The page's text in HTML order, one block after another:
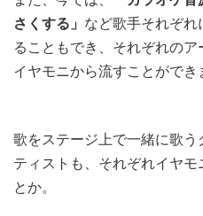
さくする」 など歌手それぞれ
ることもでき、それぞれの
イヤモニから流すことができ
歌をステージ上で一緒に歌
ティストも、それぞれイヤ
とか。